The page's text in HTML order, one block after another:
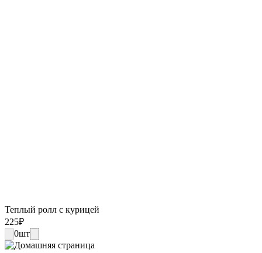
Теплый ролл с курицей
225₽
0шт